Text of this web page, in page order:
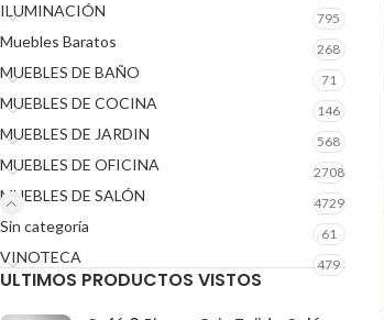
ILUMINACIÓN 795
Muebles Baratos 268
MUEBLES DE BAÑO 71
MUEBLES DE COCINA 146
MUEBLES DE JARDIN 568
MUEBLES DE OFICINA 2708
MUEBLES DE SALÓN 4729
Sin categoría 61
VINOTECA 479
ULTIMOS PRODUCTOS VISTOS